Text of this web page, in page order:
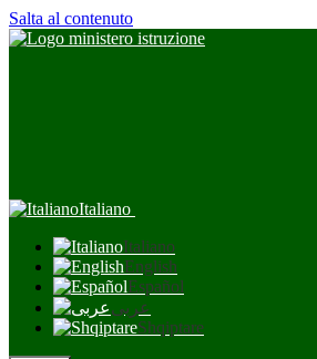
Salta al contenuto
Italiano
Italiano
English
Español
عربى
Shqiptare